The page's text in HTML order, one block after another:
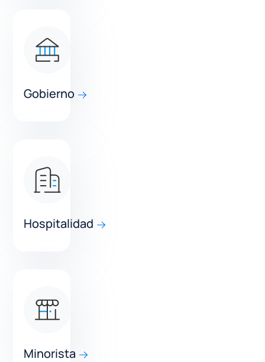
Gobierno
Hospitalidad
Minorista